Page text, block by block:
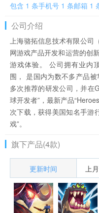
包含 1 条手机号 1 条邮箱 1
公司介绍
上海骆拓信息技术有限公司
网游戏产品开发和运营的创
游戏体验。 公司拥有业内
围， 是国内为数不多产品
多次推荐的研发公司，并在
球开发者”，最新产品
次下载，获得美国知名手游
戏”。
旗下产品(4款)
更新时间 上